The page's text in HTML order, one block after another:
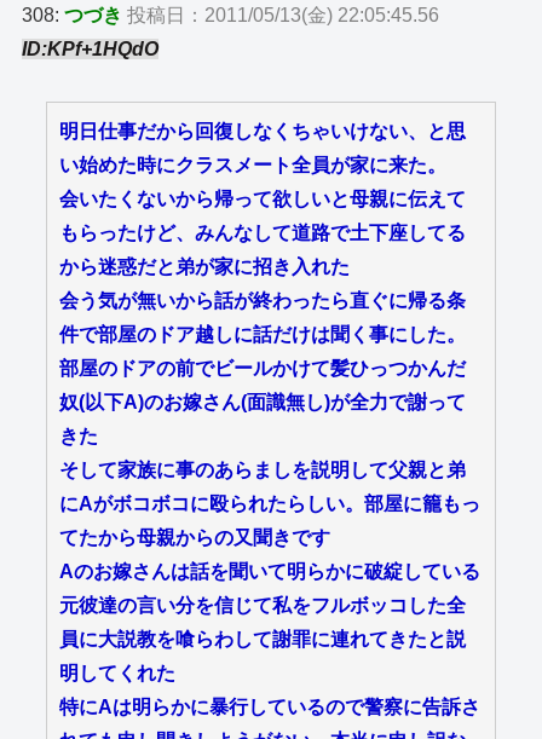
308:つづき 投稿日：2011/05/13(金) 22:05:45.56
ID:KPf+1HQdO
明日仕事だから回復しなくちゃいけない、と思
い始めた時にクラスメート全員が家に来た。
会いたくないから帰って欲しいと母親に伝えて
もらったけど、みんなして道路で土下座してる
から迷惑だと弟が家に招き入れた
会う気が無いから話が終わったら直ぐに帰る条
件で部屋のドア越しに話だけは聞く事にした。
部屋のドアの前でビールかけて髪ひっつかんだ
奴(以下A)のお嫁さん(面識無し)が全力で謝って
きた
そして家族に事のあらましを説明して父親と弟
にAがボコボコに殴られたらしい。部屋に籠もっ
てたから母親からの又聞きです
Aのお嫁さんは話を聞いて明らかに破綻している
元彼達の言い分を信じて私をフルボッコした全
員に大説教を喰らわして謝罪に連れてきたと説
明してくれた
特にAは明らかに暴行しているので警察に告訴さ